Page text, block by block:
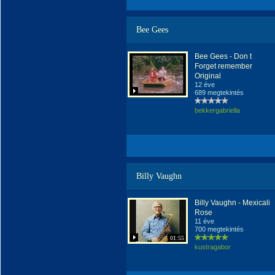
Bee Gees
Bee Gees - Don t
Forget remember
Original
12 éve
689 megtekintés
bekkergabriella
Billy Vaughn
01:55
Billy Vaughn - Mexicali
Rose
11 éve
700 megtekintés
kustragabor